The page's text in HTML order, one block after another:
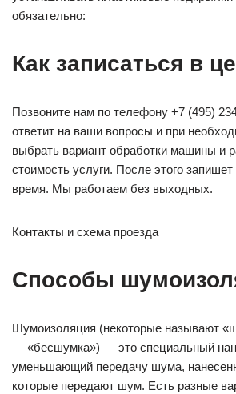
обязательно:
Как записаться в
Позвоните нам по телефону +7 (495)
ответит на ваши вопросы и при
выбрать вариант обработки машины и
стоимость услуги. После этого
время. Мы работаем без выходных.
Контакты и схема проезда
Способы
Шумоизоляция (некоторые называют
— «бесшумка») — это специальный
уменьшающий передачу шума,
которые передают шум. Есть разные